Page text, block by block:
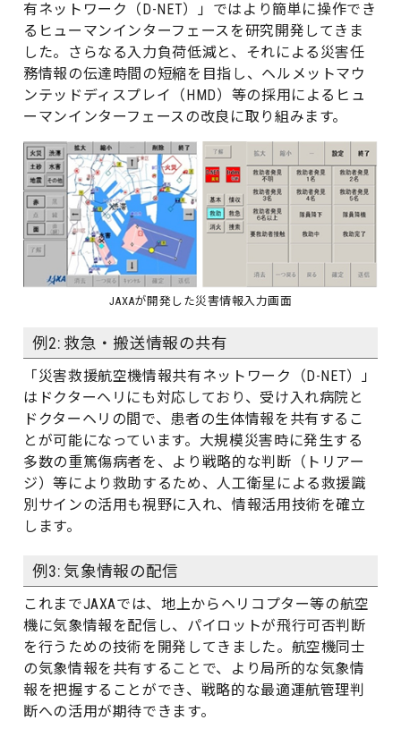
有ネットワーク（D-NET）」ではより簡単に操作でき
るヒューマンインターフェースを研究開発してきま
した。さらなる入力負荷低減と、それによる災害任
務情報の伝達時間の短縮を目指し、ヘルメットマウ
ンテッドディスプレイ（HMD）等の採用によるヒュ
ーマンインターフェースの改良に取り組みます。
JAXAが開発した災害情報入力画面
例2: 救急・搬送情報の共有
「災害救援航空機情報共有ネットワーク（D-NET）」
はドクターヘリにも対応しており、受け入れ病院と
ドクターヘリの間で、患者の生体情報を共有するこ
とが可能になっています。大規模災害時に発生する
多数の重篤傷病者を、より戦略的な判断（トリアー
ジ）等により救助するため、人工衛星による救援識
別サインの活用も視野に入れ、情報活用技術を確立
します。
例3: 気象情報の配信
これまでJAXAでは、地上からヘリコプター等の航空
機に気象情報を配信し、パイロットが飛行可否判断
を行うための技術を開発してきました。航空機同士
の気象情報を共有することで、より局所的な気象情
報を把握することができ、戦略的な最適運航管理判
断への活用が期待できます。